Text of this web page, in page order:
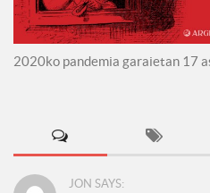
2020ko pandemia garaietan 17
JON SAYS: